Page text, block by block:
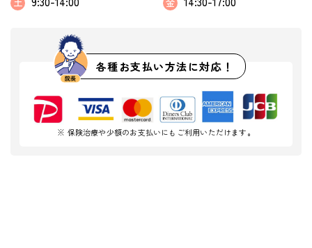
各種お支払い方法に対応！
※ 保険治療や少額のお支払いにもご利用いただけます。